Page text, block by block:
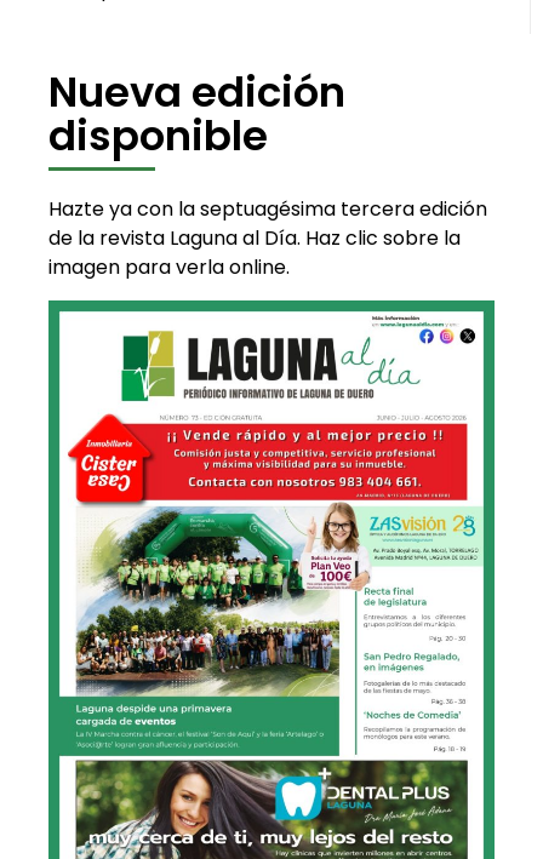
Nueva edición
disponible
Hazte ya con la septuagésima tercera edición
de la revista Laguna al Día. Haz clic sobre la
imagen para verla online.